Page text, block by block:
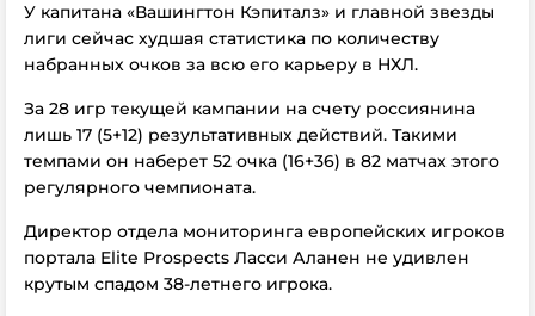
У капитана «Вашингтон Кэпиталз» и главной звезды
лиги сейчас худшая статистика по количеству
набранных очков за всю его карьеру в НХЛ.
За 28 игр текущей кампании на счету россиянина
лишь 17 (5+12) результативных действий. Такими
темпами он наберет 52 очка (16+36) в 82 матчах этого
регулярного чемпионата.
Директор отдела мониторинга европейских игроков
портала Elite Prospects Ласси Аланен не удивлен
крутым спадом 38-летнего игрока.